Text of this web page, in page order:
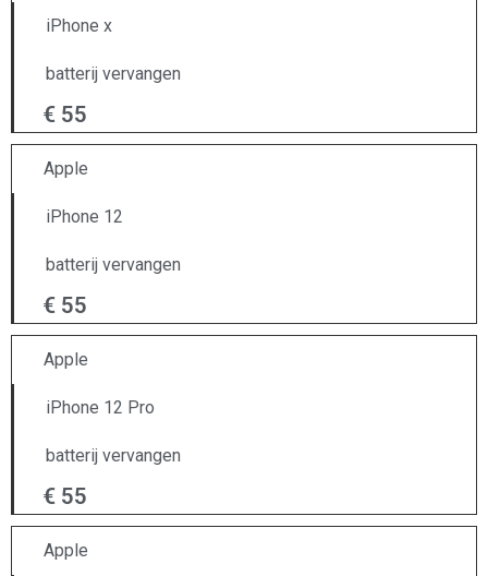
iPhone x
batterij vervangen
€ 55
Apple
iPhone 12
batterij vervangen
€ 55
Apple
iPhone 12 Pro
batterij vervangen
€ 55
Apple